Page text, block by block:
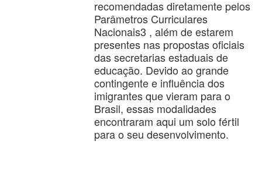
recomendadas diretamente pelos
Parâmetros Curriculares
Nacionais3 , além de estarem
presentes nas propostas oficiais
das secretarias estaduais de
educação. Devido ao grande
contingente e influência dos
imigrantes que vieram para o
Brasil, essas modalidades
encontraram aqui um solo fértil
para o seu desenvolvimento.